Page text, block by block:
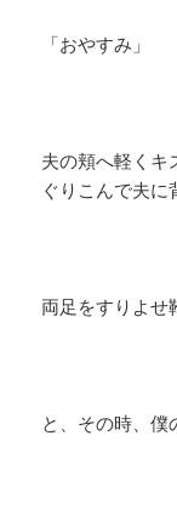
「おやすみ」
夫の頬へ軽くキ
ぐりこんで夫に
両足をすりよせ
と、その時、僕